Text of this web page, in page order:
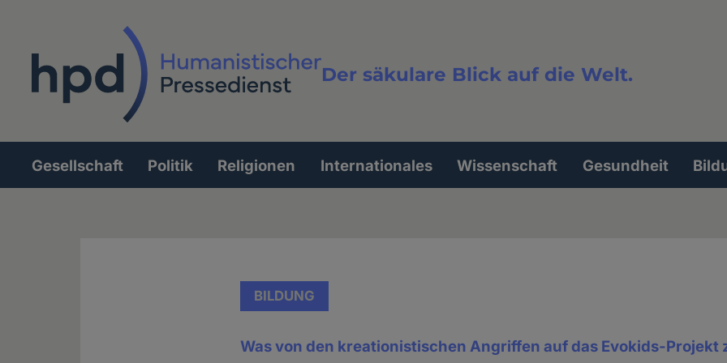
Der säkulare Blick auf die Welt.
Volltextsuche
Hauptnavigation
Gesellschaft Politik Religionen Internationales Wissenschaft Gesundheit
BILDUNG
Was von den kreationistischen Angriffen auf das Evokids-Projekt